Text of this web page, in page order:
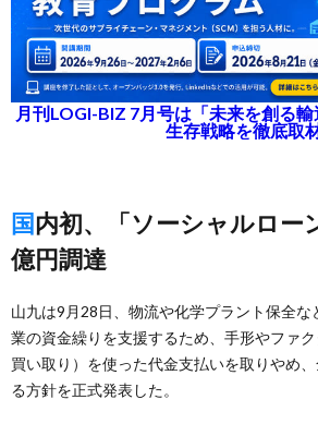
月刊LOGI-BIZ 7月号は「未来を創る
生存戦略を徹底取
国内初、「ソーシャルローン」で原資120
億円調達
山九は9月28日、物流や化学プラント保全
業の資金繰りを支援するため、手形やファ
買い取り）を使った代金支払いを取りやめ
る方針を正式発表した。